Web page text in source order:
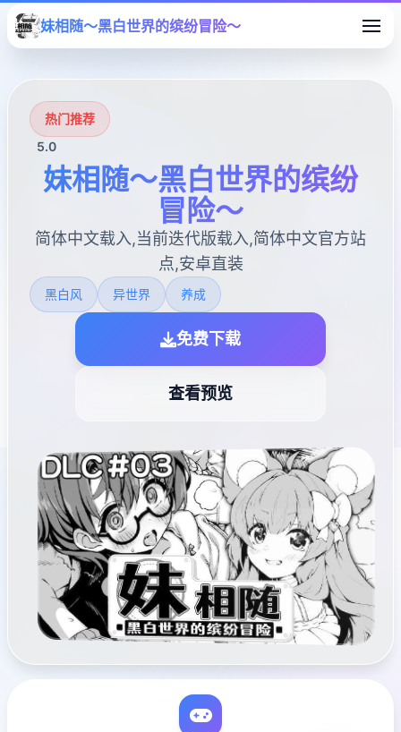
妹相随～黑白世界的缤纷冒险～
热门推荐
5.0
妹相随～黑白世界的缤纷
冒险～
简体中文载入,当前迭代版载入,简体中文官方站
点,安卓直装
黑白风 异世界 养成
免费下载
查看预览